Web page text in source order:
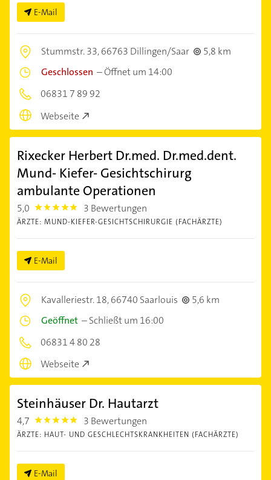
E-Mail
Stummstr. 33,66763 Dillingen/Saar
5,8 km
Geschlossen –Öffnet um 14:00
06831 7 89 92
Webseite
Rixecker Herbert Dr.med. Dr.med.dent.
Mund- Kiefer- Gesichtschirurg
ambulante Operationen
5,0 5.0 3 Bewertungen
ÄRZTE: MUND-KIEFER-GESICHTSCHIRURGIE (FACHÄRZTE)
E-Mail
Kavalleriestr. 18,66740 Saarlouis
5,6 km
Geöffnet –Schließt um 16:00
06831 4 80 28
Webseite
Steinhäuser Dr. Hautarzt
4,7 4.7000003 3 Bewertungen
ÄRZTE: HAUT- UND GESCHLECHTSKRANKHEITEN (FACHÄRZTE)
E-Mail